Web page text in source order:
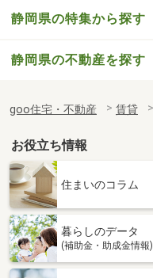
静岡県の特集から探す
静岡県の不動産を探す
goo住宅・不動産 賃貸
お役立ち情報
住まいのコラム
暮らしのデータ
(補助金・助成金情報)